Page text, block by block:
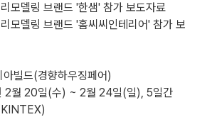
모델링 브랜드 '한샘' 참가 보도자료
모델링 브랜드 '홈씨씨인테리어' 참가 보
빌드(경향하우징페어)
2월 20일(수) ~ 2월 24일(일), 5일간